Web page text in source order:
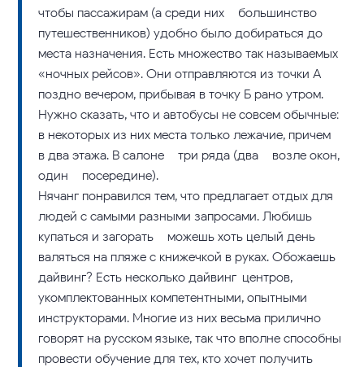
чтобы пассажирам (а среди них – большинство
путешественников) удобно было добираться до
места назначения. Есть множество так называемых
«ночных рейсов». Они отправляются из точки А
поздно вечером, прибывая в точку Б рано утром.
Нужно сказать, что и автобусы не совсем обычные:
в некоторых из них места только лежачие, причем –
в два этажа. В салоне – три ряда (два – возле окон,
один – посередине).
Нячанг понравился тем, что предлагает отдых для
людей с самыми разными запросами. Любишь
купаться и загорать – можешь хоть целый день
валяться на пляже с книжечкой в руках. Обожаешь
дайвинг? Есть несколько дайвинг-центров,
укомплектованных компетентными, опытными
инструкторами. Многие из них весьма прилично
говорят на русском языке, так что вполне способны
провести обучение для тех, кто хочет получить